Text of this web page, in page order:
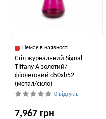
Немає в наявності
Стіл журнальний Signal
Tiffany A золотий/
фіолетовий d50хh52
(метал/скло)
0 відгуків
7,967 грн